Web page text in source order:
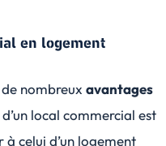
en logement
nombreux avantages
local commercial est
à celui d’un logement